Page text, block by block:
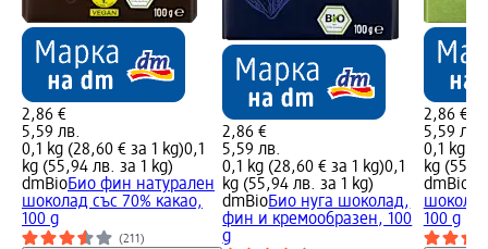
2,86 €
5,59 лв.
0,1 kg (28,60 € за 1 kg)0,1
kg (55,94 лв. за 1 kg)
dmBioБио фин натурален
шоколад със 70% какао,
100 g
(211)
2,86 €
5,59 лв.
0,1 kg (28,60 € за 1 kg)0,1
kg (55,94 лв. за 1 kg)
dmBioБио нуга шоколад,
фин и кремообразен, 100
g
2,86 €
5,59 лв.
0,1 kg
kg
dmBio
100 g